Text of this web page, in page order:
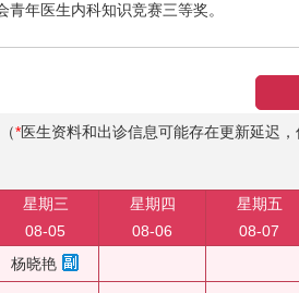
年医生内科知识竞赛三等奖。
（*医生资料和出诊信息可能存在更新延迟
星期三
08-05
星期四
08-06
星期五
08-07
杨晓艳